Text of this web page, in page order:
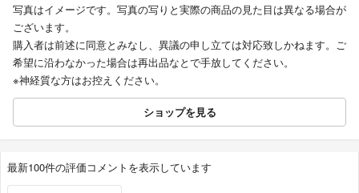
写真はイメージです。写真の写りと実際の商品の見た目は異なる場合が
ございます。
購入者は前述に同意とみなし、異議の申し立ては対応致しかねます。ご
希望に沿わなかった場合は再出品なとで手放してください。
※神経質な方はお控えください。
ショップを見る
最新100件の評価コメントを表示しています